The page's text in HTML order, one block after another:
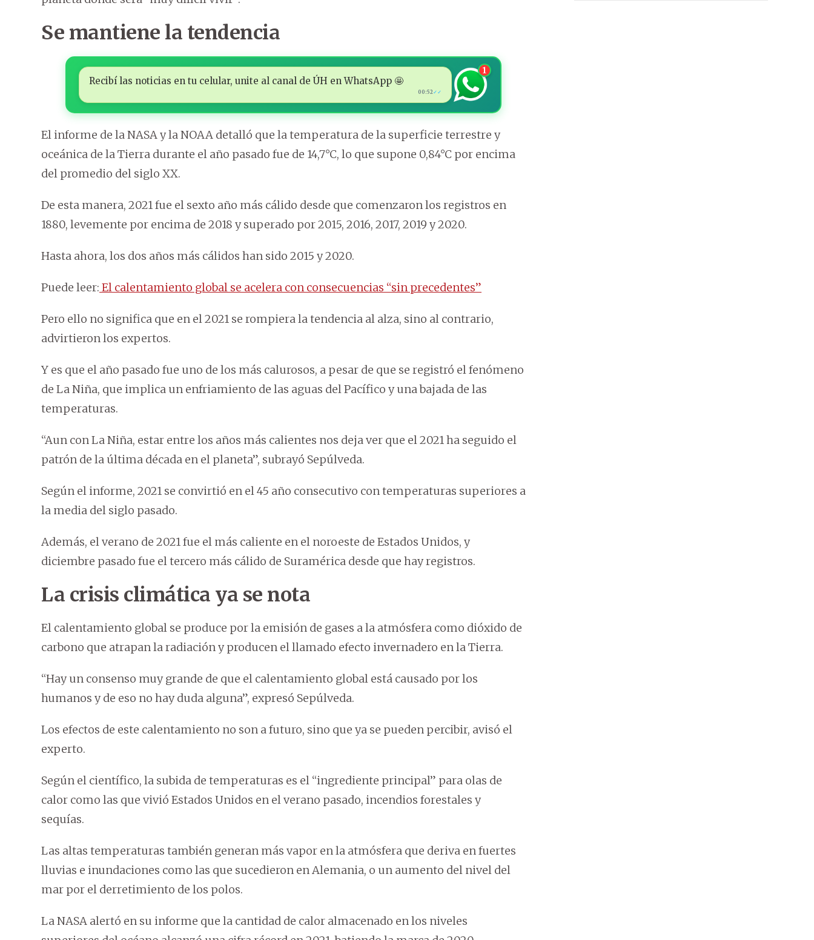
Se mantiene la tendencia
Recibí las noticias en tu celular, unite al canal de ÚH en WhatsApp 🤩
00:52✓✓
1
El informe de la NASA y la NOAA detalló que la temperatura de la superficie terrestre y
oceánica de la Tierra durante el año pasado fue de 14,7°C, lo que supone 0,84°C por encima
del promedio del siglo XX.
De esta manera, 2021 fue el sexto año más cálido desde que comenzaron los registros en
1880, levemente por encima de 2018 y superado por 2015, 2016, 2017, 2019 y 2020.
Hasta ahora, los dos años más cálidos han sido 2015 y 2020.
Puede leer: El calentamiento global se acelera con consecuencias “sin precedentes”
Pero ello no significa que en el 2021 se rompiera la tendencia al alza, sino al contrario,
advirtieron los expertos.
Y es que el año pasado fue uno de los más calurosos, a pesar de que se registró el fenómeno
de La Niña, que implica un enfriamiento de las aguas del Pacífico y una bajada de las
temperaturas.
“Aun con La Niña, estar entre los años más calientes nos deja ver que el 2021 ha seguido el
patrón de la última década en el planeta”, subrayó Sepúlveda.
Según el informe, 2021 se convirtió en el 45 año consecutivo con temperaturas superiores a
la media del siglo pasado.
Además, el verano de 2021 fue el más caliente en el noroeste de Estados Unidos, y
diciembre pasado fue el tercero más cálido de Suramérica desde que hay registros.
La crisis climática ya se nota
El calentamiento global se produce por la emisión de gases a la atmósfera como dióxido de
carbono que atrapan la radiación y producen el llamado efecto invernadero en la Tierra.
“Hay un consenso muy grande de que el calentamiento global está causado por los
humanos y de eso no hay duda alguna”, expresó Sepúlveda.
Los efectos de este calentamiento no son a futuro, sino que ya se pueden percibir, avisó el
experto.
Según el científico, la subida de temperaturas es el “ingrediente principal” para olas de
calor como las que vivió Estados Unidos en el verano pasado, incendios forestales y
sequías.
Las altas temperaturas también generan más vapor en la atmósfera que deriva en fuertes
lluvias e inundaciones como las que sucedieron en Alemania, o un aumento del nivel del
mar por el derretimiento de los polos.
La NASA alertó en su informe que la cantidad de calor almacenado en los niveles